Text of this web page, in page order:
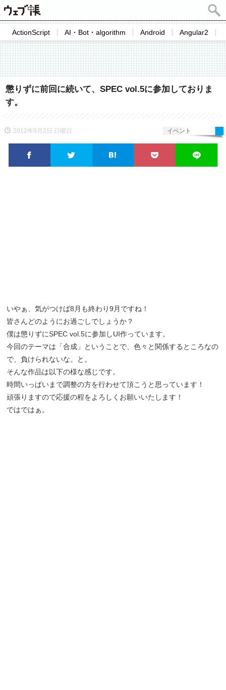
ActionScript AI・Bot・algorithm Android Angular2
懲りずに前回に続いて、SPEC vol.5に参加しておりま
す。
2012年9月2日 日曜日 イベント
いやぁ、気がつけば8月も終わり9月ですね！
皆さんどのようにお過ごしでしょうか？
僕は懲りずにSPEC vol.5に参加しUI作っています。
今回のテーマは「合成」ということで、色々と関係するところなの
で、負けられないな。と。
そんな作品は以下の様な感じです。
時間いっぱいまで調整の方を行わせて頂こうと思っています！
頑張りますので応援の程をよろしくお願いいたします！
ではではぁ。